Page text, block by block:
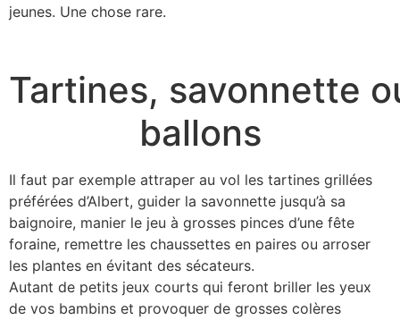
jeunes. Une chose rare.
Tartines, savonnette
ballons
Il faut par exemple attraper au vol les tartines grillées
préférées d’Albert, guider la savonnette jusqu’à sa
baignoire, manier le jeu à grosses pinces d’une fête
foraine, remettre les chaussettes en paires ou arroser
les plantes en évitant des sécateurs.
Autant de petits jeux courts qui feront briller les yeux
de vos bambins et provoquer de grosses colères